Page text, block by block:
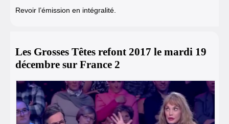
Revoir l’émission en intégralité.
Les Grosses Têtes refont 2017 le mardi 19
décembre sur France 2